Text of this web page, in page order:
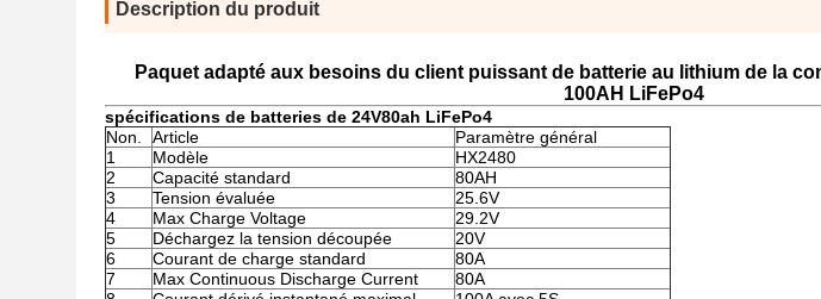
Description du produit
Paquet adapté aux besoins du client puissant de batterie au lithium de la
100AH LiFePo4
spécifications de batteries de 24V80ah LiFePo4
Non.
Article
Paramètre général
1
Modèle
HX2480
2
Capacité standard
80AH
3
Tension évaluée
25.6V
4
Max Charge Voltage
29.2V
5
Déchargez la tension découpée
20V
6
Courant de charge standard
80A
7
Max Continuous Discharge Current
80A